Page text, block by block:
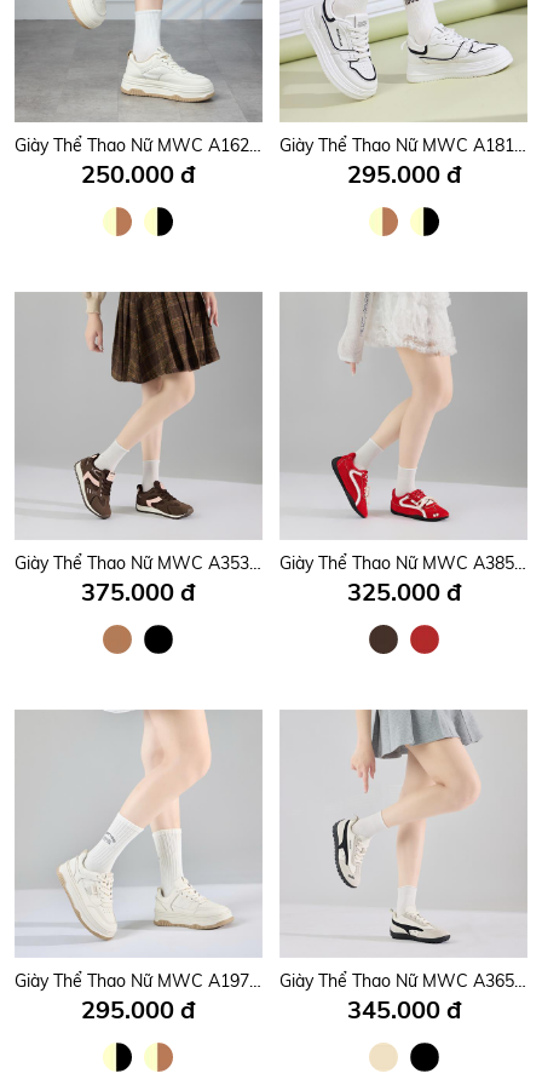
Giày Thể Thao Nữ MWC A162 - Giày Thể Thao Nữ Kiểu Dáng Sneaker Thời Trang, Giày Thể Thao Nữ Chạy Bộ, Đi Học, Đi Chơi Năng Động, Trẻ trung.
250.000 đ
Giày Thể Thao Nữ MWC A181 - Giày Thể Thao Nữ Dáng Sneaker Trẻ Trung, Năng Động, Thời Trang.
295.000 đ
Giày Thể Thao Nữ MWC A353 - Giày Thể Thao Nữ Dáng Sneaker Đi Học, Đi Chơi, Dạo Phố Trẻ Trung, Năng Động, Thời Trang.
375.000 đ
Giày Thể Thao Nữ MWC A385 - Giày Thể Thao Sneaker Nữ Cổ Thấp Da Nhung Mềm Mịn, Nữ tính, Hottrend, Thời Trang.
325.000 đ
295.000 đ 345.000 đ